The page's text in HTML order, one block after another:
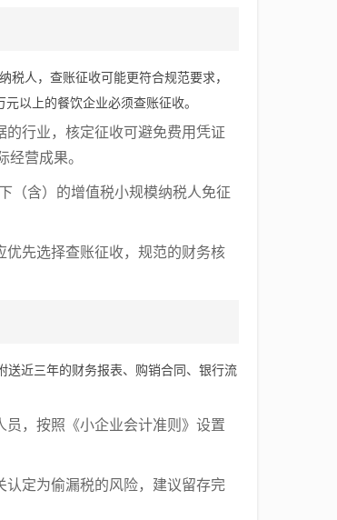
税人，查账征收可能更符合规范要求，
以上的餐饮企业必须查账征收。
的行业，核定征收可避免费用凭证
营成果。
（含）的增值税小规模纳税人免征
优先选择查账征收，规范的财务核
送近三年的财务报表、购销合同、银行流
员，按照《小企业会计准则》设置
认定为偷漏税的风险，建议留存完